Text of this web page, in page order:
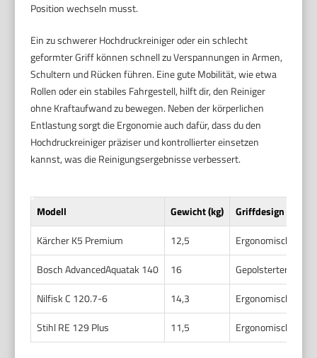
Position wechseln musst.
Ein zu schwerer Hochdruckreiniger oder ein schlecht
geformter Griff können schnell zu Verspannungen in Armen,
Schultern und Rücken führen. Eine gute Mobilität, wie etwa
Rollen oder ein stabiles Fahrgestell, hilft dir, den Reiniger
ohne Kraftaufwand zu bewegen. Neben der körperlichen
Entlastung sorgt die Ergonomie auch dafür, dass du den
Hochdruckreiniger präziser und kontrollierter einsetzen
kannst, was die Reinigungsergebnisse verbessert.
Modell Gewicht (kg)
Griffdesign
Kärcher K5 Premium
12,5
Ergonomischer
Bosch AdvancedAquatak 140
16
Gepolsterter
Nilfisk C 120.7-6
14,3
Ergonomischer
Stihl RE 129 Plus
11,5 Ergonomischer